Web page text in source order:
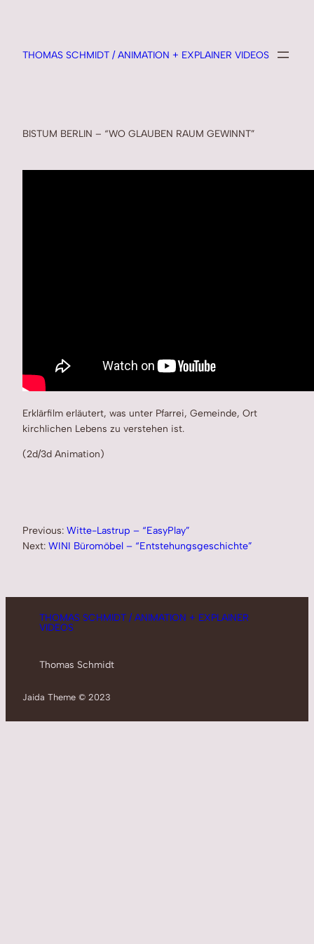
THOMAS SCHMIDT / ANIMATION + EXPLAINER VIDEOS
BISTUM BERLIN – “WO GLAUBEN RAUM GEWINNT”
Erklärfilm erläutert, was unter Pfarrei, Gemeinde, Ort
kirchlichen Lebens zu verstehen ist.
(2d/3d Animation)
Previous: Witte-Lastrup – “EasyPlay”
Next: WINI Büromöbel – “Entstehungsgeschichte”
THOMAS SCHMIDT / ANIMATION + EXPLAINER
VIDEOS
Thomas Schmidt
Jaida Theme © 2023